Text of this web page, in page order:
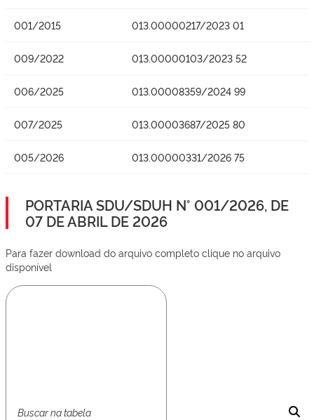
001/2015 013.00000217/2023 01
009/2022 013.00000103/2023 52
006/2025 013.00008359/2024 99
007/2025 013.00003687/2025 80
005/2026 013.00000331/2026 75
PORTARIA SDU/SDUH N° 001/2026, DE
07 DE ABRIL DE 2026
Para fazer download do arquivo completo clique no arquivo
disponível